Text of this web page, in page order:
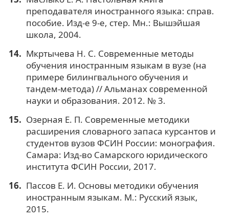
преподавателя иностранного языка: справ.
пособие. Изд-е 9-е, стер. Мн.: Вышэйшая
школа, 2004.
Мкртычева Н. С. Современные методы
обучения иностранным языкам в вузе (на
примере билингвального обучения и
тандем-метода) // Альманах современной
науки и образования. 2012. № 3.
Озерная Е. П. Современные методики
расширения словарного запаса курсантов и
студентов вузов ФСИН России: монография.
Самара: Изд-во Самарского юридического
института ФСИН России, 2017.
Пассов Е. И. Основы методики обучения
иностранным языкам. М.: Русский язык,
2015.